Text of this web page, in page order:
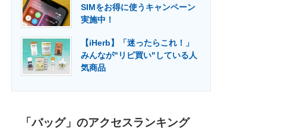
SIMをお得に使うキャンペーン
実施中！
【iHerb】「迷ったらこれ！」
みんなが"リピ買い"している人
気商品
「バッグ」のアクセスランキング